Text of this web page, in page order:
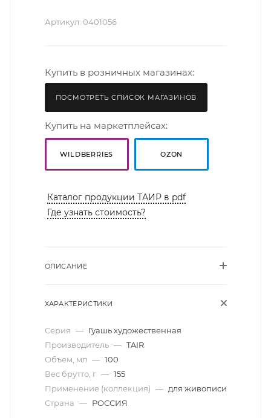
Артикул: 0401056
Купить в розничных магазинах:
ПОСМОТРЕТЬ СПИСОК МАГАЗИНОВ
Купить на маркетплейсах:
WILDBERRIES OZON
Каталог продукции ТАИР в pdf
Где узнать стоимость?
ОПИСАНИЕ
ХАРАКТЕРИСТИКИ
Серия — Гуашь художественная
Производитель — TAIR
Объем, мл — 100
Вес брутто, г — 155
Применение (коллекция) — для живописи
Страна — РОССИЯ